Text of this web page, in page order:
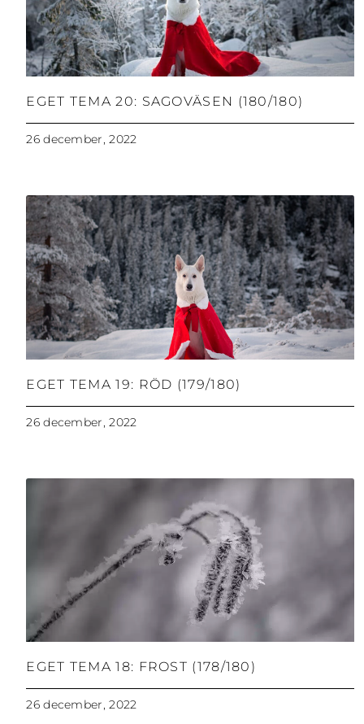
EGET TEMA 20: SAGOVÄSEN (180/180)
26 december, 2022
EGET TEMA 19: RÖD (179/180)
26 december, 2022
EGET TEMA 18: FROST (178/180)
26 december, 2022